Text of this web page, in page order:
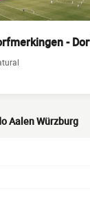
-
Aalen Würzburg